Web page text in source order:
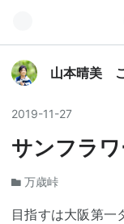
山本晴美
2019-11-27
サンフラ
万歳峠
目指すは大阪第一